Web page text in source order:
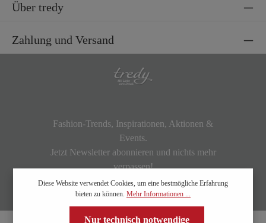
Über tredy
Zahlung und Versand
Fashion-Trends, Inspirationen, Aktionen &
Events.
Jetzt Newsletter abonnieren und nichts mehr
verpassen!
Diese Website verwendet Cookies, um eine bestmögliche Erfahrung
bieten zu können. Mehr Informationen ...
Nur technisch notwendige